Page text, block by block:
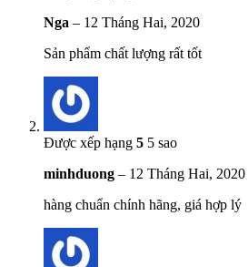
Nga – 12 Tháng Hai, 2020
Sản phẩm chất lượng rất tốt
Được xếp hạng 5 5 sao
minhduong – 12 Tháng Hai, 2020
hàng chuẩn chính hãng, giá hợp lý